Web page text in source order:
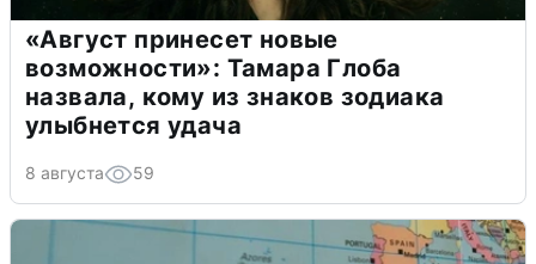
«Август принесет новые
возможности»: Тамара Глоба
назвала, кому из знаков зодиака
улыбнется удача
8 августа 59